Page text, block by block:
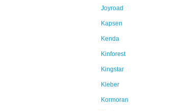
Joyroad
Kapsen
Kenda
Kinforest
Kingstar
Kleber
Kormoran